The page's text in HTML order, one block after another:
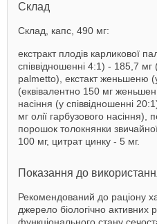
Склад
Склад, капс, 490 мг:
екстракт плодів карликової
співвідношенні 4:1) - 185,7 мг
palmetto), екстакт женьшеню
(еквівалентно 150 мг
насіння (у співвідношенні
мг олії гарбузового насіння),
порошок толокнянки
100 мг, цитрат цинку - 5 мг.
Показання до
Рекомендований до раціону
джерело біологічно активних